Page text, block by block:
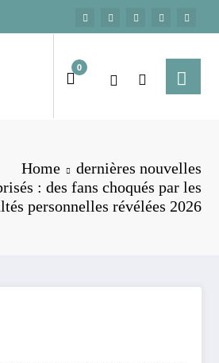
0
Home
dernières nouvelles
: des fans choqués par les
personnelles révélées 2026